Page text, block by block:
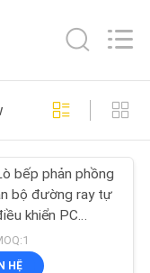
74
bếp phản phồng
bộ đường ray tự
khiển PC
chì
HỆ